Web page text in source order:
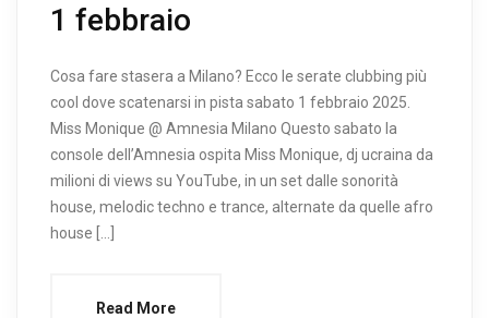
1 febbraio
Cosa fare stasera a Milano? Ecco le serate clubbing più
cool dove scatenarsi in pista sabato 1 febbraio 2025.
Miss Monique @ Amnesia Milano Questo sabato la
console dell’Amnesia ospita Miss Monique, dj ucraina da
milioni di views su YouTube, in un set dalle sonorità
house, melodic techno e trance, alternate da quelle afro
house […]
Read More